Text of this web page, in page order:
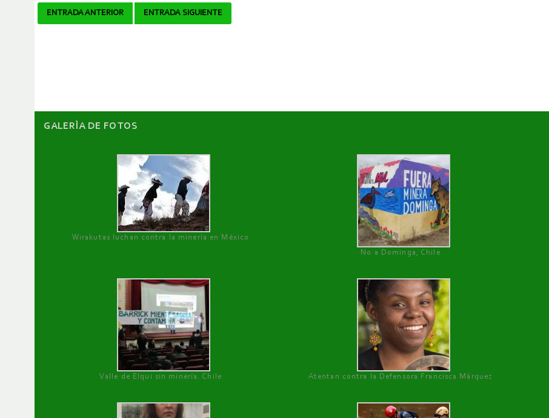
Navegador
ENTRADA ANTERIOR ENTRADA SIGUIENTE
GALERÌA DE FOTOS
Wirakutas luchan contra la minería en México
No a Dominga, Chile
Valle de Elqui sin minería. Chile Atentan contra la Defensora Francisca Márquez